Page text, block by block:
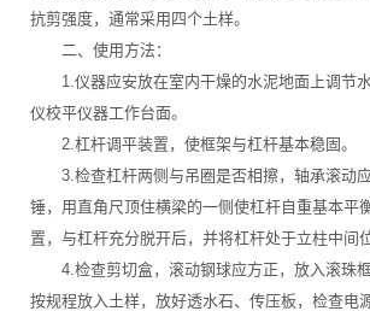
抗剪强度，通常采用四个土样。
二、使用方法：
1.仪器应安放在室内干燥的水泥地面上调节
仪校平仪器工作台面。
2.杠杆调平装置，使框架与杠杆基本稳固。
3.检查杠杆两侧与吊圈是否相擦，轴承滚动
锤，用直角尺顶住横梁的一侧使杠杆自重基本平
置，与杠杆充分脱开后，并将杠杆处于立柱中间位
4.检查剪切盒，滚动钢球应方正，放入滚珠框
按规程放入土样，放好透水石、传压板，检查电